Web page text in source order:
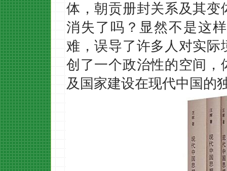
体，朝贡册封关系及其
消失了吗？显然不是这
难，误导了许多人对实
创了一个政治性的空间
及国家建设在现代中国的